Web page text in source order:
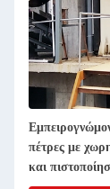
πέτρες με
και